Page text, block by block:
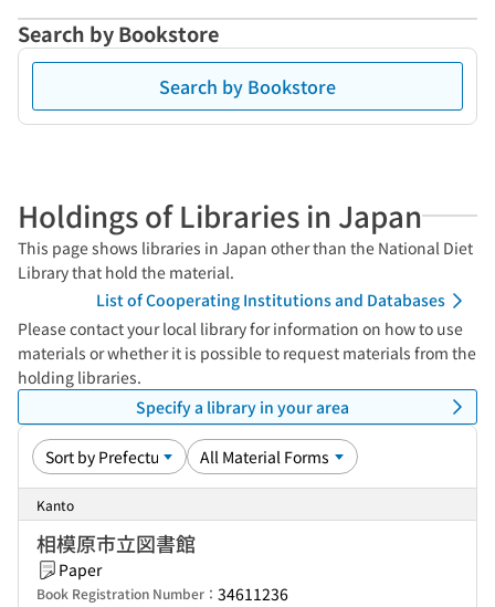
Search by Bookstore
Search by Bookstore
Holdings of Libraries in Japan
This page shows libraries in Japan other than the National Diet
Library that hold the material.
List of Cooperating Institutions and Databases
Please contact your local library for information on how to use
materials or whether it is possible to request materials from the
holding libraries.
Specify a library in your area
Kanto
相模原市立図書館
Paper
Book Registration Number： 34611236